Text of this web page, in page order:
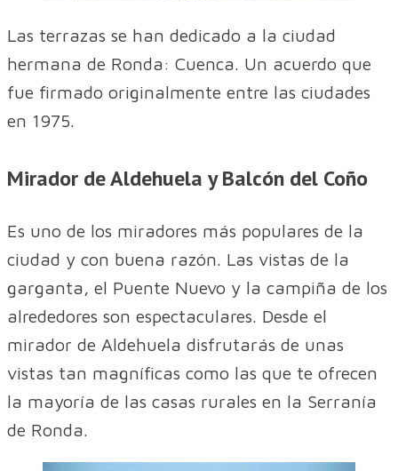
Las terrazas se han dedicado a la ciudad
hermana de Ronda: Cuenca. Un acuerdo que
fue firmado originalmente entre las ciudades
en 1975.
Mirador de Aldehuela y Balcón del Coño
Es uno de los miradores más populares de la
ciudad y con buena razón. Las vistas de la
garganta, el Puente Nuevo y la campiña de los
alrededores son espectaculares. Desde el
mirador de Aldehuela disfrutarás de unas
vistas tan magníficas como las que te ofrecen
la mayoría de las casas rurales en la Serranía
de Ronda.